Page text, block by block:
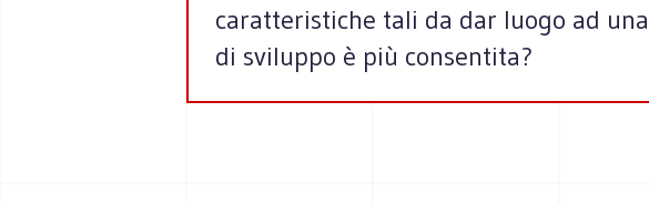
caratteristiche tali da dar luogo ad
di sviluppo è più consentita?